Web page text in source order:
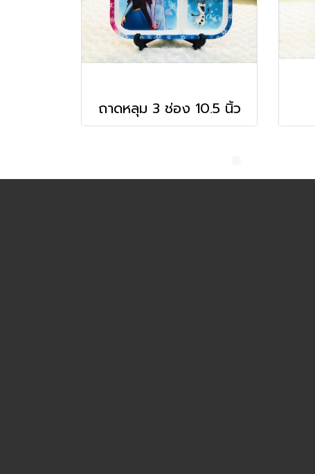
ถาดหลุม 3 ช่อง 10.5 นิ้ว